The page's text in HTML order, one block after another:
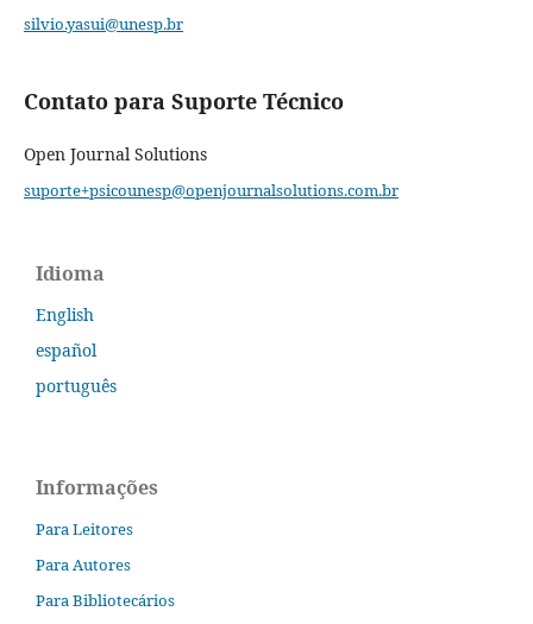
silvio.yasui@unesp.br
Contato para Suporte Técnico
Open Journal Solutions
suporte+psicounesp@openjournalsolutions.com.br
Idioma
English
español
português
Informações
Para Leitores
Para Autores
Para Bibliotecários